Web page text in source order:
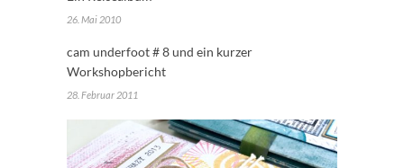
26. Mai 2010
cam underfoot # 8 und ein kurzer
Workshopbericht
28. Februar 2011